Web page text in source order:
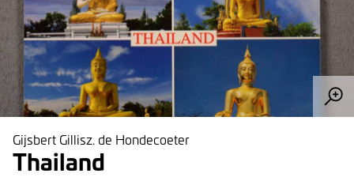
Gijsbert Gillisz. de Hondecoeter
Thailand